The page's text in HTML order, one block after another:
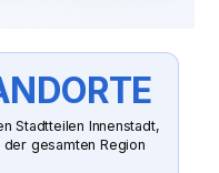
Stadtteilen Innenstadt,
gesamten Region